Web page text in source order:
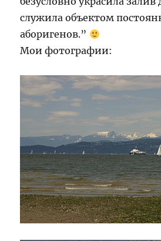
служила объектом
аборигенов.”
Мои фотографии: